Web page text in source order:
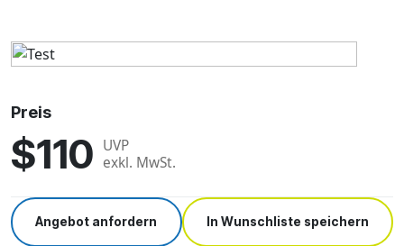
Preis
$110 UVP
exkl. MwSt.
Angebot anfordern In Wunschliste speichern